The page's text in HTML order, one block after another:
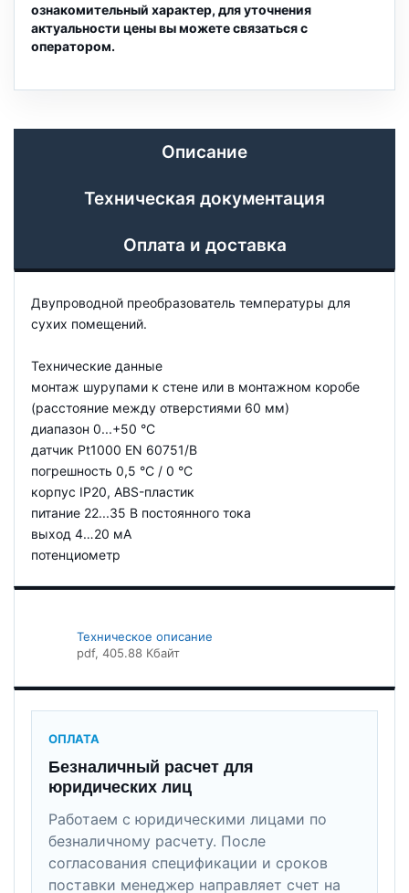
ознакомительный характер, для уточнения
актуальности цены вы можете связаться с
оператором.
Описание
Техническая документация
Оплата и доставка
Двупроводной преобразователь температуры для
сухих помещений.
Технические данные
монтаж шурупами к стене или в монтажном коробе
(расстояние между отверстиями 60 мм)
диапазон 0...+50 °C
датчик Pt1000 EN 60751/B
погрешность 0,5 °C / 0 °C
корпус IP20, ABS-пластик
питание 22...35 В постоянного тока
выход 4…20 мА
потенциометр
Техническое описание
pdf, 405.88 Кбайт
ОПЛАТА
Безналичный расчет для
юридических лиц
Работаем с юридическими лицами по
безналичному расчету. После
согласования спецификации и сроков
поставки менеджер направляет счет на